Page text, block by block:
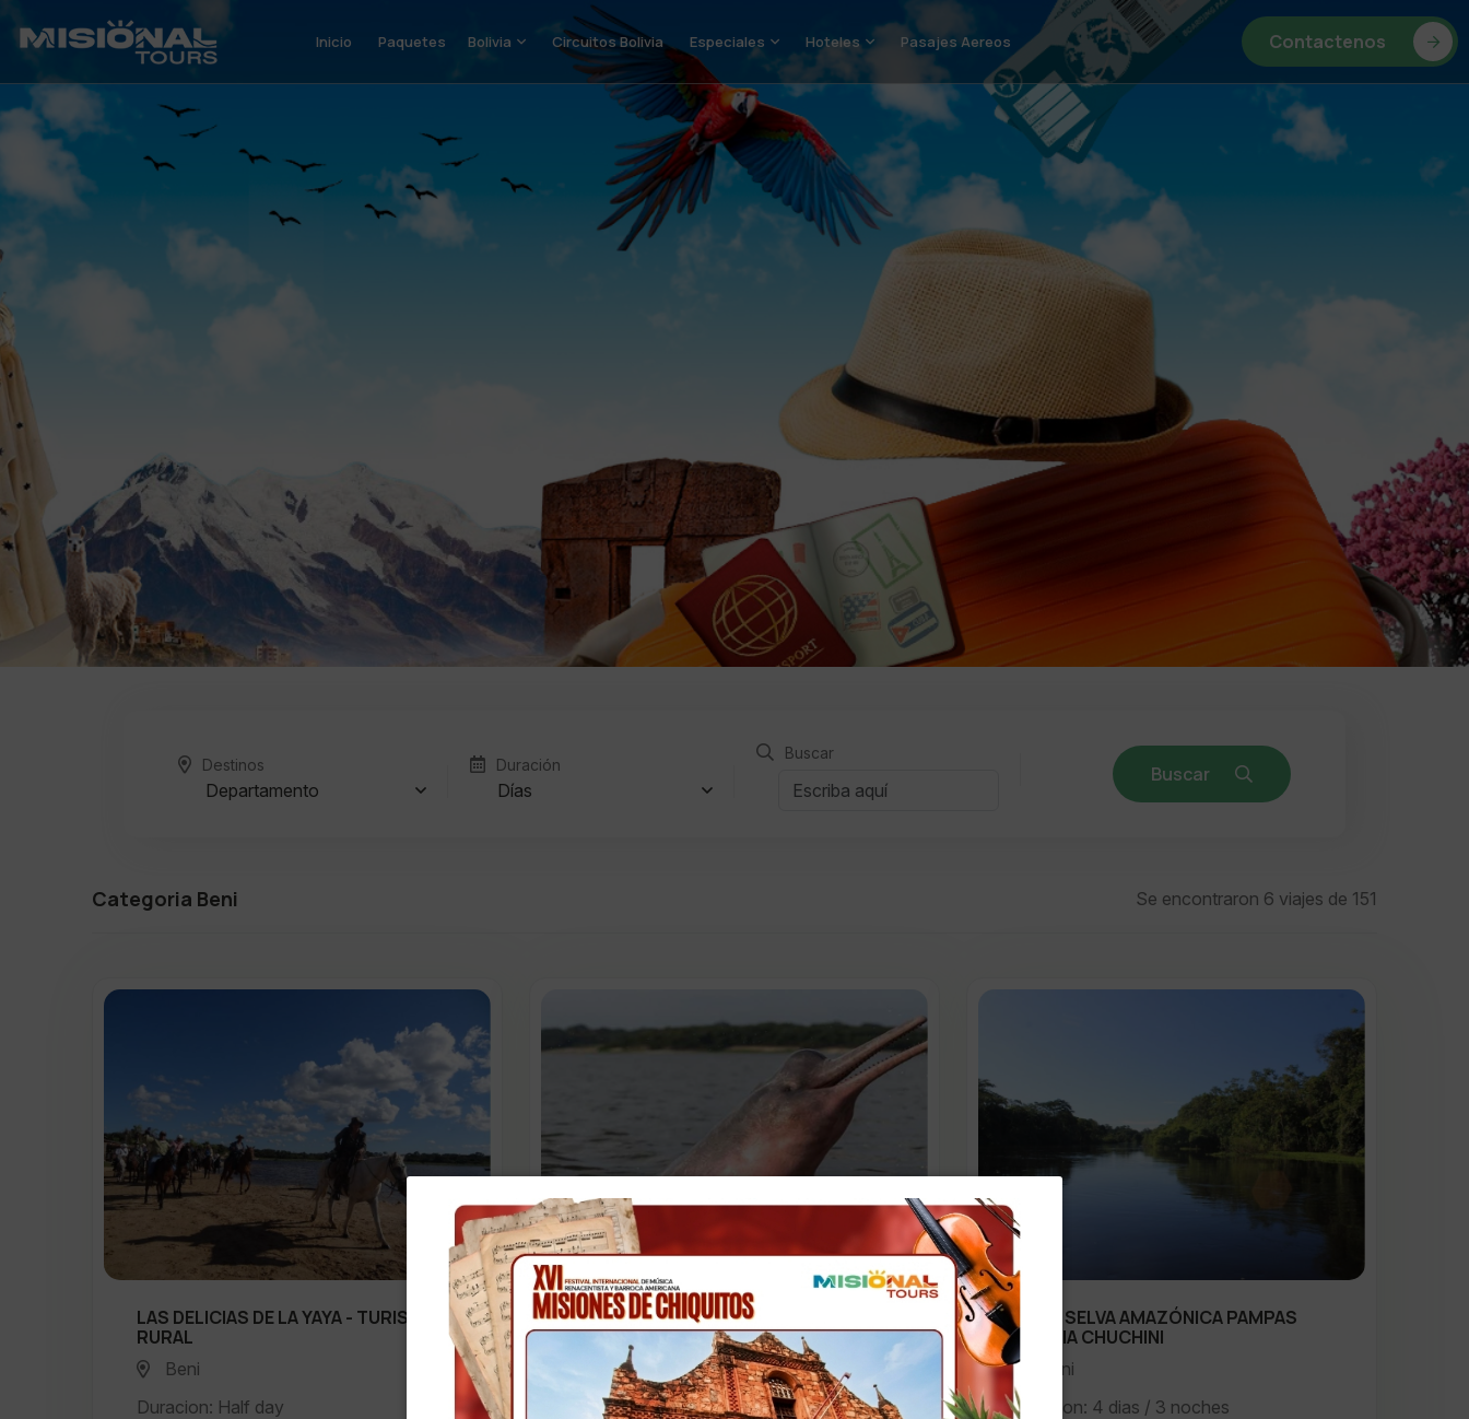
Inicio Paquetes Bolivia Circuitos Bolivia Especiales Hoteles Pasajes Aereos Contactenos
Destinos
Departamento
Duración
Días
Buscar
Buscar
Categoria Beni Se encontraron 6 viajes de 151
LAS DELICIAS DE LA YAYA - TURISMO
RURAL
Beni
Duracion: Half day
PASEO FLUVIAL - RUTA DEL BUFEO
Beni
Duracion: Half day
TOUR SELVA AMAZÓNICA PAMPAS
BOLIVIA CHUCHINI
Beni
Duracion: 4 dias / 3 noches